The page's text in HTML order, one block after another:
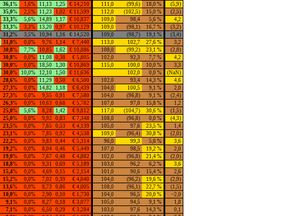
36,1% 1,6% 11,13 1,25 € 14,210 111,0 (99,6) 18,0 %
(5,9)
35,0% 2,5% 11,23 1,02 € 11,599 112,0 (102,5) 15,0 %
(2,5)
33,3% 5,6% 14,89 1,17 € 10,837 109,0 98,4 5,6 %
4,2
33,3% 3,3% 13,20 0,97 € 10,129 109,0 (98,1) 16,7 %
(3,2)
31,2% 3,5% 10,94 1,16 € 14,520 109,0 (98,7) 19,1 %
(3,4)
31,0% 0,0% 9,76 1,14 € 7,440 113,0 102,7 27,6 %
3,2
30,8% 7,7% 10,85 1,62 € 10,886 108,0 (99,2) 23,1 %
(2,8)
30,8% 0,0% 11,08 0,38 € 5,805 102,0 92,3 7,7 %
4,2
30,0% 0,0% 18,50 1,30 € 10,869 115,0 100,0 10,0 %
3,3
30,0% 10,0% 12,10 1,50 € 11,636 102,0 0,0 %
(NaN)
28,6% 0,0% 11,29 0,50 € 6,500 102,0 93,4 14,3 %
4,6
27,3% 0,0% 14,82 1,18 € 6,439 104,0 100,5 9,1 %
2,0
27,3% 0,0% 9,55 0,91 € 7,580 104,0 (96,8) 9,1 %
(2,4)
26,3% 0,0% 10,63 0,68 € 5,782 107,0 97,0 15,8 %
1,2
25,0% 5,6% 8,28 1,42 € 9,812 117,0 (104,7) 30,6 %
(1,5)
25,0% 0,0% 9,92 0,83 € 7,348 108,0 (96,8) 0,0 %
(4,3)
23,5% 0,0% 7,65 0,53 € 4,139 105,0 97,6 23,5 %
1,4
23,1% 0,0% 7,85 0,92 € 4,538 109,0 (96,4) 30,8 %
(2,0)
22,2% 0,0% 9,83 0,44 € 5,314 96,0 99,3 5,6 %
3,6
19,2% 0,0% 8,04 0,46 € 5,449 107,0 98,5 19,2 %
2,0
19,0% 0,0% 7,67 0,48 € 4,882 102,0 (96,8) 21,4 %
(2,0)
18,8% 0,0% 9,31 0,69 € 5,189 103,0 96,2 6,2 %
3,6
15,4% 0,0% 4,69 0,15 € 2,154 101,0 90,6 15,4 %
2,6
15,2% 0,0% 7,02 0,39 € 4,040 104,0 (96,2) 19,6 %
(2,9)
13,6% 0,0% 8,73 0,86 € 4,005 108,0 (96,1) 22,7 %
(1,5)
10,0% 0,0% 2,90 0,10 € 1,730 104,0 96,5 20,0 %
−2,0
9,1% 0,0% 8,27 0,18 € 3,077 105,0 94,5 9,1 %
1,8
7,1% 0,0% 6,50 0,29 € 3,284 103,0 97,6 14,3 %
0,1